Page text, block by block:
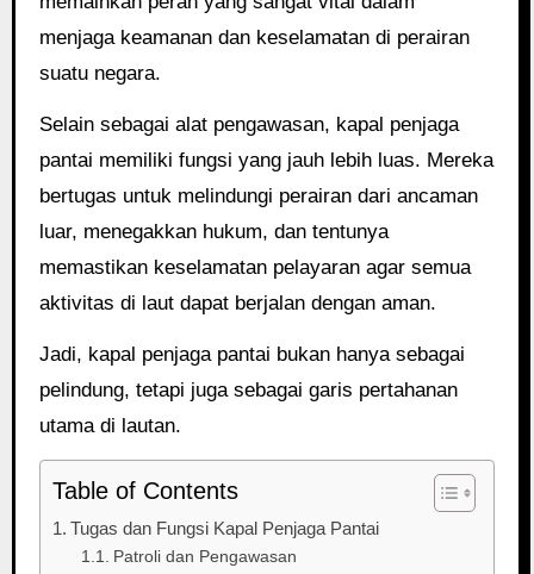
menjaga keamanan dan keselamatan di perairan
suatu negara.
Selain sebagai alat pengawasan, kapal penjaga
pantai memiliki fungsi yang jauh lebih luas. Mereka
bertugas untuk melindungi perairan dari ancaman
luar, menegakkan hukum, dan tentunya
memastikan keselamatan pelayaran agar semua
aktivitas di laut dapat berjalan dengan aman.
Jadi, kapal penjaga pantai bukan hanya sebagai
pelindung, tetapi juga sebagai garis pertahanan
utama di lautan.
Table of Contents
Tugas dan Fungsi Kapal Penjaga Pantai
Patroli dan Pengawasan